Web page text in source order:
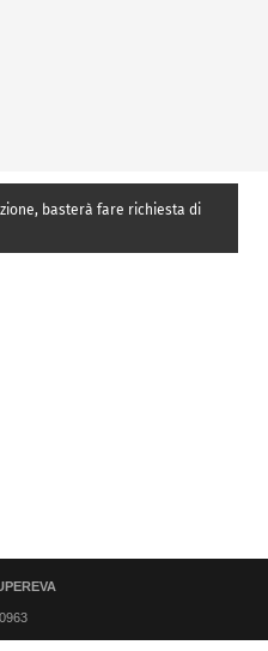
basterà fare richiesta di